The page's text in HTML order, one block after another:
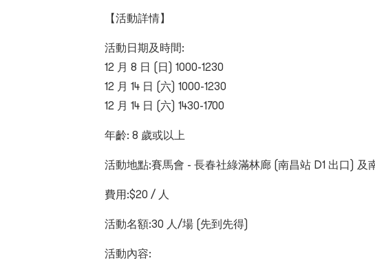
【活動詳情】
活動日期及時間:
12 月 8 日 (日) 1000-1230
12 月 14 日 (六) 1000-1230
12 月 14 日 (六) 1430-1700
年齡: 8 歲或以上
活動地點:賽馬會 - 長春社綠滿林廊 (南昌站 D1 出口) 及
費用:$20 / 人
活動名額:30 人/場 (先到先得)
活動內容: